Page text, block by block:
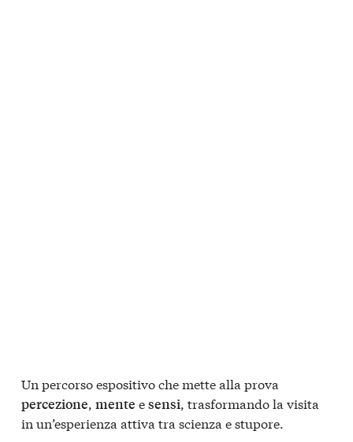
Un percorso espositivo che mette alla prova
percezione, mente esensi, trasformando la visita
in un’esperienza attiva tra scienza e stupore.